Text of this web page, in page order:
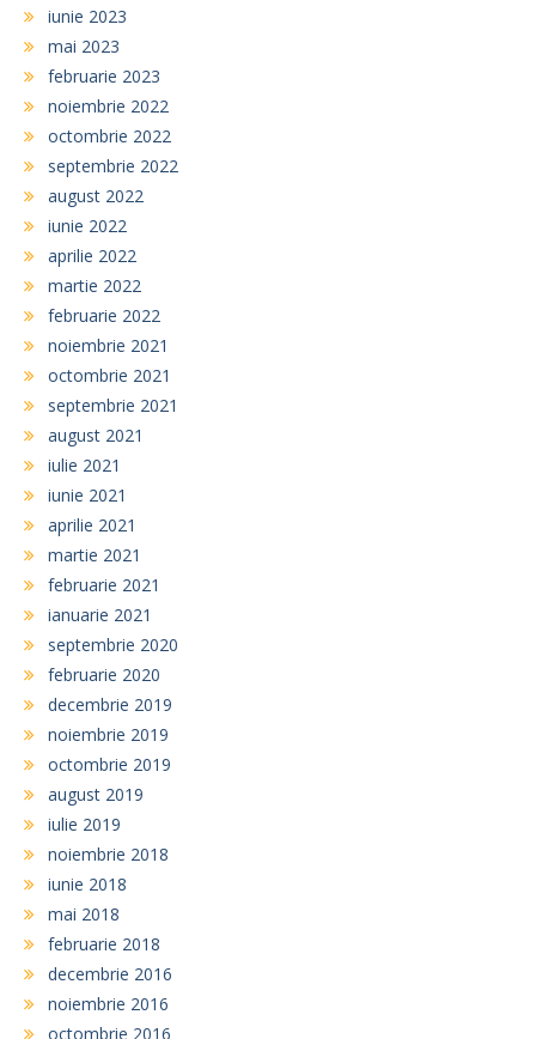
iunie 2023
mai 2023
februarie 2023
noiembrie 2022
octombrie 2022
septembrie 2022
august 2022
iunie 2022
aprilie 2022
martie 2022
februarie 2022
noiembrie 2021
octombrie 2021
septembrie 2021
august 2021
iulie 2021
iunie 2021
aprilie 2021
martie 2021
februarie 2021
ianuarie 2021
septembrie 2020
februarie 2020
decembrie 2019
noiembrie 2019
octombrie 2019
august 2019
iulie 2019
noiembrie 2018
iunie 2018
mai 2018
februarie 2018
decembrie 2016
noiembrie 2016
octombrie 2016